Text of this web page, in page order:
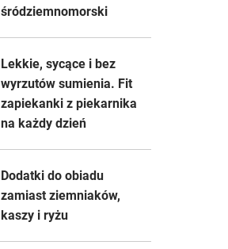
śródziemnomorski
Lekkie, sycące i bez
wyrzutów sumienia. Fit
zapiekanki z piekarnika
na każdy dzień
Dodatki do obiadu
zamiast ziemniaków,
kaszy i ryżu